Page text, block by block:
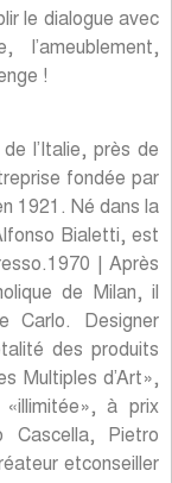
le dialogue avec
l’ameublement,
!
l’Italie, près de
fondée par
1921. Né dans la
Bialetti, est
| Après
de Milan, il
Carlo. Designer
des produits
Multiples d’Art»,
à prix
Cascella, Pietro
etconseiller